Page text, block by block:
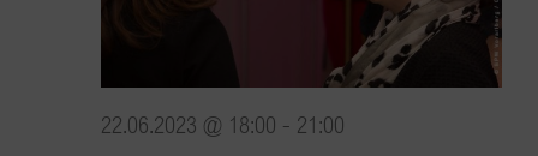
22.06.2023 @ 18:00 - 21:00